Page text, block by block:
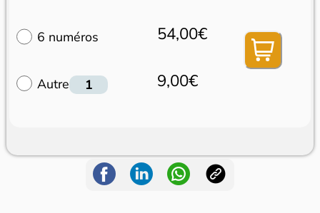
6 numéros 54,00€
Autre 9,00€